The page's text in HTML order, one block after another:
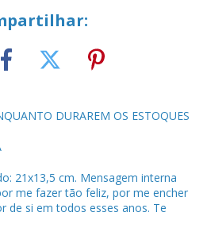
DURAREM OS ESTOQUES
21x13,5 cm. Mensagem interna
me fazer tão feliz, por me encher
de si em todos esses anos. Te